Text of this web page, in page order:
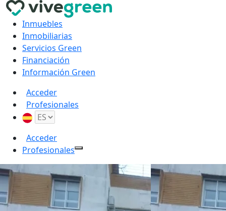
Inmuebles
Inmobiliarias
Servicios Green
Financiación
Información Green
Acceder
Profesionales
Acceder
Profesionales